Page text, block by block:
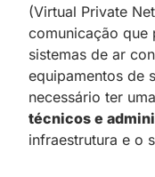
(Virtual Private
comunicação que
sistemas de ar
equipamentos de
necessário ter uma
técnicos e
infraestrutura e o